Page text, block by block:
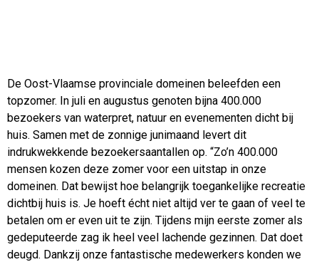
De Oost-Vlaamse provinciale domeinen beleefden een
topzomer. In juli en augustus genoten bijna 400.000
bezoekers van waterpret, natuur en evenementen dicht bij
huis. Samen met de zonnige junimaand levert dit
indrukwekkende bezoekersaantallen op. “Zo’n 400.000
mensen kozen deze zomer voor een uitstap in onze
domeinen. Dat bewijst hoe belangrijk toegankelijke recreatie
dichtbij huis is. Je hoeft écht niet altijd ver te gaan of veel te
betalen om er even uit te zijn. Tijdens mijn eerste zomer als
gedeputeerde zag ik heel veel lachende gezinnen. Dat doet
deugd. Dankzij onze fantastische medewerkers konden we